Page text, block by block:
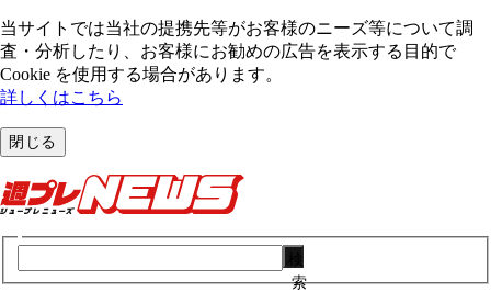
当サイトでは当社の提携先等がお客様のニーズ等について調
査・分析したり、お客様にお勧めの広告を表⽰する⽬的で
Cookie を使⽤する場合があります。
詳しくはこちら
閉じる
索